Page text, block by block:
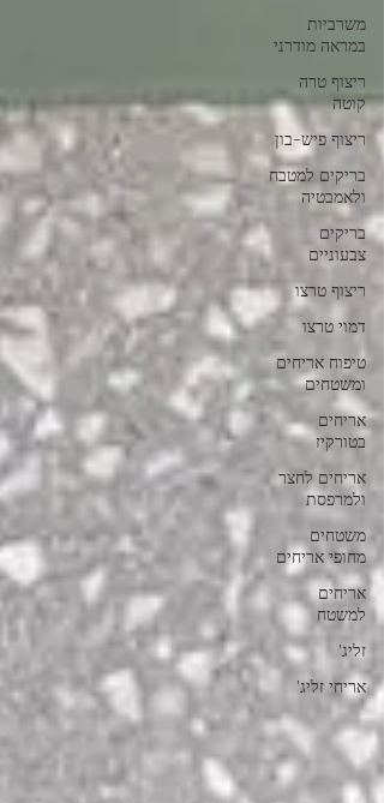
משרביות
במראה מודרני
ריצוף טרה
קוטה
ריצוף פיש-בון
בריקים למטבח
ולאמבטיה
בריקים
צבעוניים
ריצוף טרצו
דמוי טרצו
טיפוח אריחים
ומשטחים
אריחים
בטורקיז
אריחים לחצר
ולמרפסת
משטחים
מחופי אריחים
אריחים
למשטח
זליג'
אריחי זליג'